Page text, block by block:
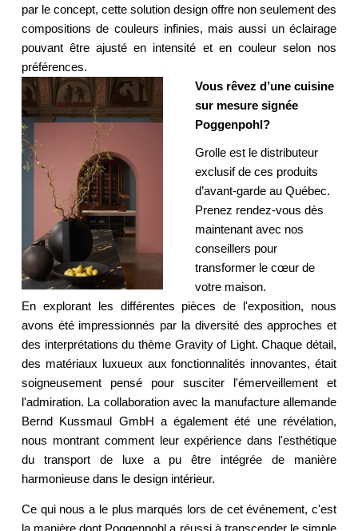
par le concept, cette solution design offre non seulement des
compositions de couleurs infinies, mais aussi un éclairage
pouvant être ajusté en intensité et en couleur selon nos
préférences.
Vous rêvez d’une cuisine
sur mesure signée
Poggenpohl?
Grolle est le distributeur
exclusif de ces produits
d’avant-garde au Québec.
Prenez rendez-vous dès
maintenant avec nos
conseillers pour
transformer le cœur de
votre maison.
En explorant les différentes pièces de l'exposition, nous
avons été impressionnés par la diversité des approches et
des interprétations du thème Gravity of Light. Chaque détail,
des matériaux luxueux aux fonctionnalités innovantes, était
soigneusement pensé pour susciter l'émerveillement et
l'admiration. La collaboration avec la manufacture allemande
Bernd Kussmaul GmbH a également été une révélation,
nous montrant comment leur expérience dans l'esthétique
du transport de luxe a pu être intégrée de manière
harmonieuse dans le design intérieur.
Ce qui nous a le plus marqués lors de cet événement, c'est